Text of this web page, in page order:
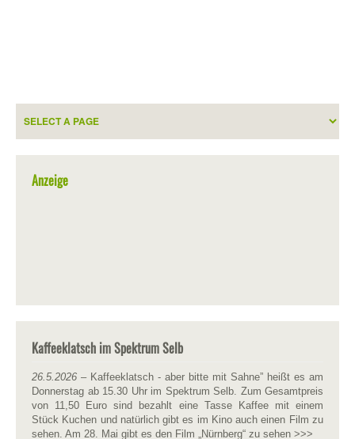
Anzeige
Kaffeeklatsch im Spektrum Selb
26.5.2026 – Kaffeeklatsch - aber bitte mit Sahne” heißt es am
Donnerstag ab 15.30 Uhr im Spektrum Selb. Zum Gesamtpreis
von 11,50 Euro sind bezahlt eine Tasse Kaffee mit einem
Stück Kuchen und natürlich gibt es im Kino auch einen Film zu
sehen. Am 28. Mai gibt es den Film „Nürnberg“ zu sehen >>>